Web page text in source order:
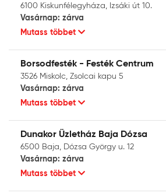
6100 Kiskunfélegyháza, Izsáki út 10.
Vasárnap: zárva
Mutass többet
Borsodfesték - Festék Centrum
3526 Miskolc, Zsolcai kapu 5
Vasárnap: zárva
Mutass többet
Dunakor Üzletház Baja Dózsa
6500 Baja, Dózsa György u. 12
Vasárnap: zárva
Mutass többet